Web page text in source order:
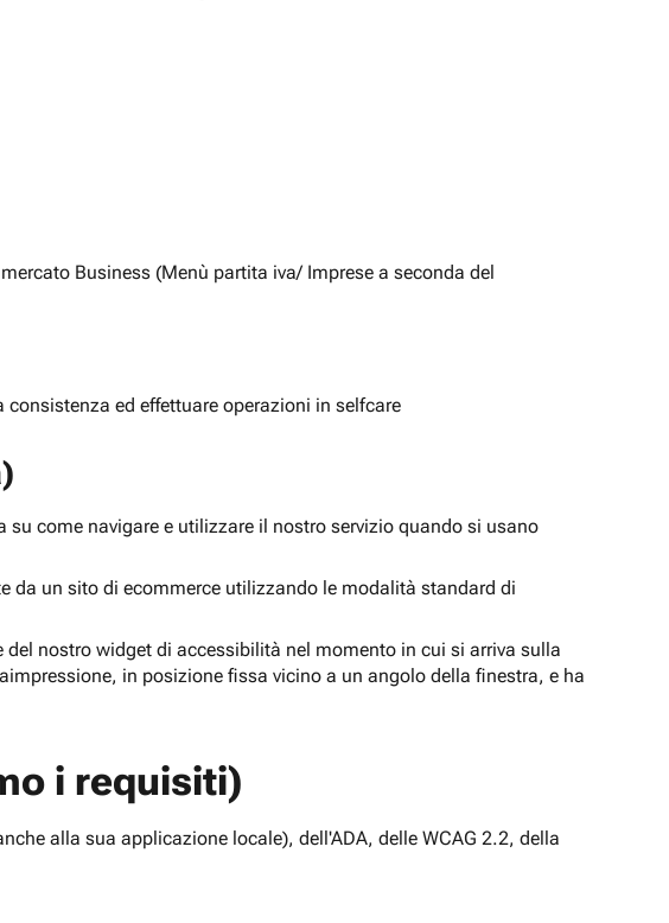
Business (Menù partita iva/ Imprese a seconda del
ed effettuare operazioni in selfcare
come navigare e utilizzare il nostro servizio quando si usano
da un sito di ecommerce utilizzando le modalità standard di
nostro widget di accessibilità nel momento in cui si arriva sulla
in posizione fissa vicino a un angolo della finestra, e ha
i requisiti)
alla sua applicazione locale), dell'ADA, delle WCAG 2.2, della